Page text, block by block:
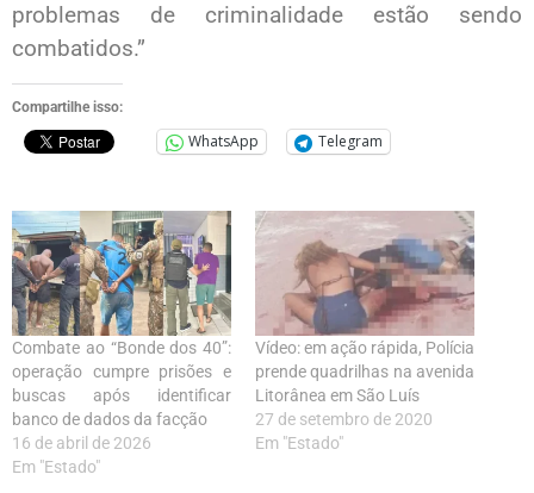
problemas de criminalidade estão sendo
combatidos.”
Compartilhe isso:
WhatsApp Telegram
Combate ao “Bonde dos 40”:
operação cumpre prisões e
buscas após identificar
banco de dados da facção
16 de abril de 2026
Em "Estado"
Vídeo: em ação rápida, Polícia
prende quadrilhas na avenida
Litorânea em São Luís
27 de setembro de 2020
Em "Estado"